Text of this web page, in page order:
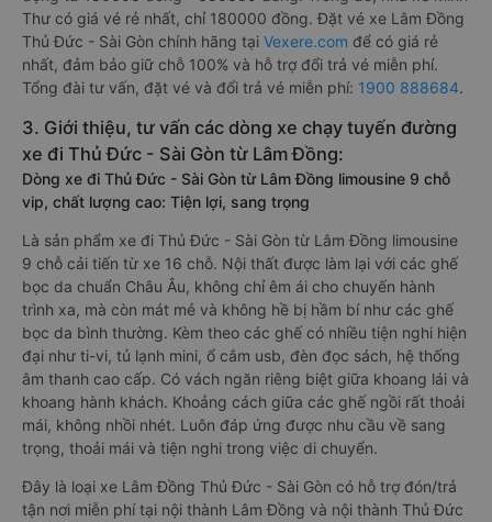
Thư có giá vé rẻ nhất, chỉ 180000 đồng. Đặt vé xe Lâm Đồng
Thủ Đức - Sài Gòn chính hãng tại Vexere.com để có giá rẻ
nhất, đảm bảo giữ chỗ 100% và hỗ trợ đổi trả vé miễn phí.
Tổng đài tư vấn, đặt vé và đổi trả vé miễn phí: 1900 888684.
3. Giới thiệu, tư vấn các dòng xe chạy tuyến đường
xe đi Thủ Đức - Sài Gòn từ Lâm Đồng:
Dòng xe đi Thủ Đức - Sài Gòn từ Lâm Đồng limousine 9 chỗ
vip, chất lượng cao: Tiện lợi, sang trọng
Là sản phẩm xe đi Thủ Đức - Sài Gòn từ Lâm Đồng limousine
9 chỗ cải tiến từ xe 16 chỗ. Nội thất được làm lại với các ghế
bọc da chuẩn Châu Âu, không chỉ êm ái cho chuyến hành
trình xa, mà còn mát mẻ và không hề bị hầm bí như các ghế
bọc da bình thường. Kèm theo các ghế có nhiều tiện nghi hiện
đại như ti-vi, tủ lạnh mini, ổ cắm usb, đèn đọc sách, hệ thống
âm thanh cao cấp. Có vách ngăn riêng biệt giữa khoang lái và
khoang hành khách. Khoảng cách giữa các ghế ngồi rất thoải
mái, không nhồi nhét. Luôn đáp ứng được nhu cầu về sang
trọng, thoải mái và tiện nghi trong việc di chuyển.
Đây là loại xe Lâm Đồng Thủ Đức - Sài Gòn có hỗ trợ đón/trả
tận nơi miễn phí tại nội thành Lâm Đồng và nội thành Thủ Đức